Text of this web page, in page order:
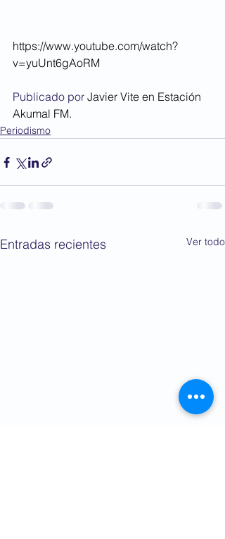
https://www.youtube.com/watch?
v=yuUnt6gAoRM
Publicado por Javier Vite en Estación
Akumal FM.
Periodismo
Entradas recientes Ver todo